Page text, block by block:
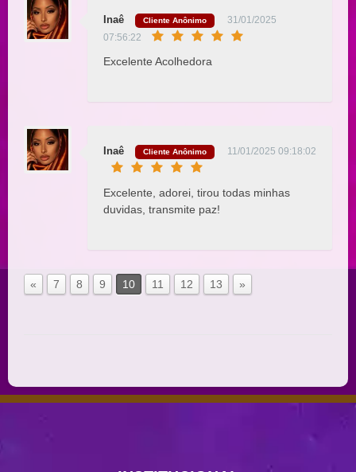
Inaê Cliente Anônimo
31/01/2025
07:56:22
Excelente Acolhedora
Inaê Cliente Anônimo 11/01/2025 09:18:02
Excelente, adorei, tirou todas minhas
duvidas, transmite paz!
« 7 8 9 10 11 12 13 »